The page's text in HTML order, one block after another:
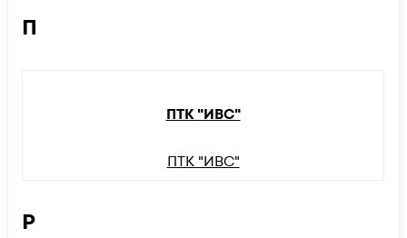
П
ПТК "ИВС"
ПТК "ИВС"
Р